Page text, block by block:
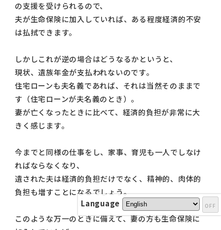
Language
の支援を受けられるので、
夫が生命保険に加入していれば、ある程度経済的不安
は払拭できます。
しかしこれが逆の場合はどうなるかというと、
現状、遺族年金が支払われないのです。
住宅ローンも夫名義であれば、それは当然そのままで
す（住宅ローンが夫名義のとき）。
妻が亡くなったときに比べて、経済的負担が非常に大
きく感じます。
今までと同様の仕事をし、家事、育児も一人でしなけ
ればならなくなり、
遺された夫は経済的負担だけでなく、精神的、肉体的
負担も増すことになるでしょう。
このような万一のときに備えて、妻の方も生命保険に